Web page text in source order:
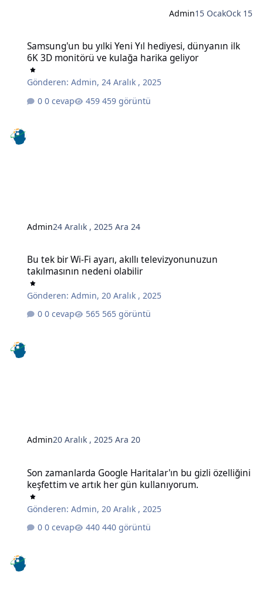
Admin15 OcakOck 15
Samsung'un bu yılki Yeni Yıl hediyesi, dünyanın ilk
6K 3D monitörü ve kulağa harika geliyor
Gönderen:Admin,24 Aralık , 2025
0 cevap
459 görüntü
Admin24 Aralık , 2025Ara 24
Bu tek bir Wi-Fi ayarı, akıllı televizyonunuzun
takılmasının nedeni olabilir
Gönderen:Admin,20 Aralık , 2025
0 cevap
565 görüntü
Admin20 Aralık , 2025Ara 20
Son zamanlarda Google Haritalar'ın bu gizli özelliğini
keşfettim ve artık her gün kullanıyorum.
Gönderen:Admin,20 Aralık , 2025
0 cevap
440 görüntü